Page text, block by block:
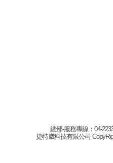
總部-服務專線：04-
捷特崴科技有限公司